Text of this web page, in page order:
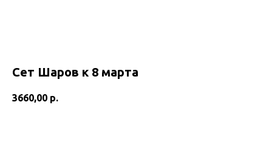
Сет Шаров к 8 марта
3660,00 р.